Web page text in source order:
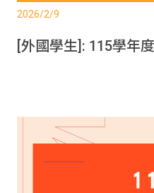
2026/2/9
[外國學生]: 115學年